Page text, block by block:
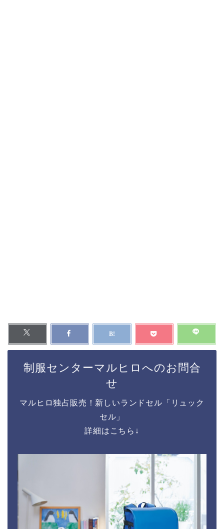
制服センターマルヒロへのお問合
せ
マルヒロ独占販売！新しいランドセル「リュック
セル」
詳細はこちら↓